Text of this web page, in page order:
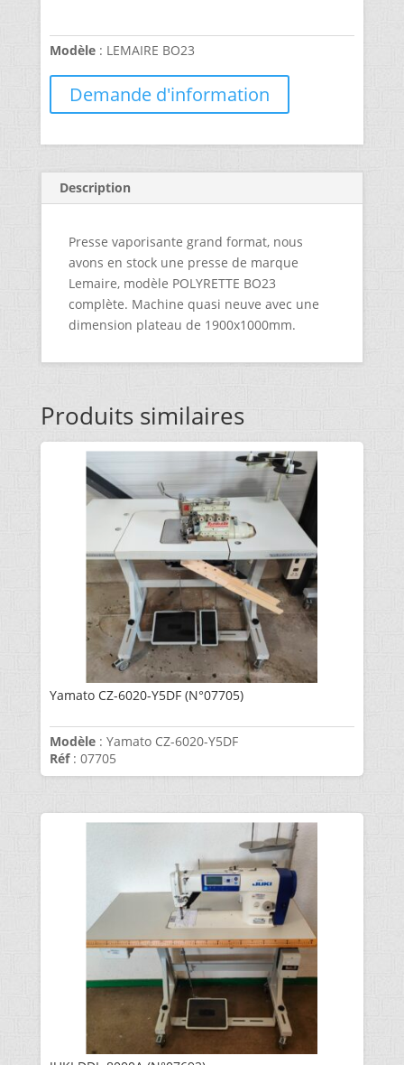
Modèle: LEMAIRE BO23
Demande d'information
Description
Presse vaporisante grand format, nous
avons en stock une presse de marque
Lemaire, modèle POLYRETTE BO23
complète. Machine quasi neuve avec une
dimension plateau de 1900x1000mm.
Produits similaires
Yamato CZ-6020-Y5DF (N°07705)
Modèle: Yamato CZ-6020-Y5DF
Réf: 07705